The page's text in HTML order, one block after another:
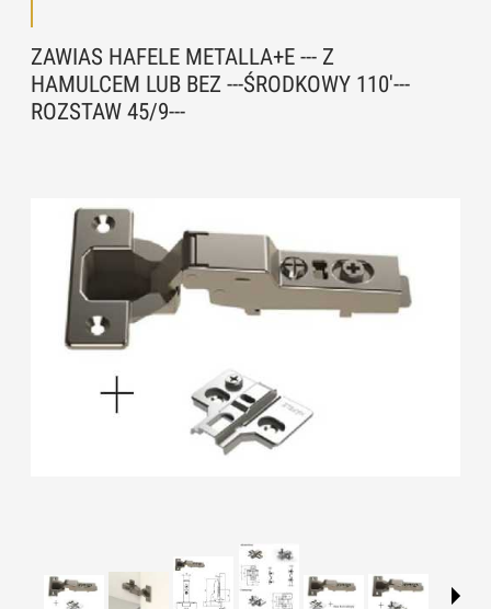
ZAWIAS HAFELE METALLA+E --- Z
HAMULCEM LUB BEZ ---ŚRODKOWY 110'---
ROZSTAW 45/9---